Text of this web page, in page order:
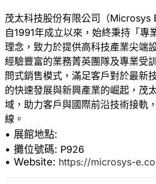
茂太科技股份有限公司（Microsys
自1991年成立以來，始終秉持「專
理念，致力於提供高科技產業尖端
經驗豐富的業務菁英團隊及專業受
問式銷售模式，滿足客戶對於最新
的快速發展與新興產業的崛起，茂
域，助力客戶與國際前沿技術接軌
• 展館地點:
• 攤位號碼: P926
• Website: https://microsys-